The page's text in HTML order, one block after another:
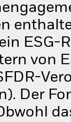
von
Der